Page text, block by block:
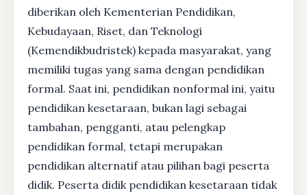
diberikan oleh Kementerian Pendidikan,
Kebudayaan, Riset, dan Teknologi
(Kemendikbudristek) kepada masyarakat, yang
memiliki tugas yang sama dengan pendidikan
formal. Saat ini, pendidikan nonformal ini, yaitu
pendidikan kesetaraan, bukan lagi sebagai
tambahan, pengganti, atau pelengkap
pendidikan formal, tetapi merupakan
pendidikan alternatif atau pilihan bagi peserta
didik. Peserta didik pendidikan kesetaraan tidak